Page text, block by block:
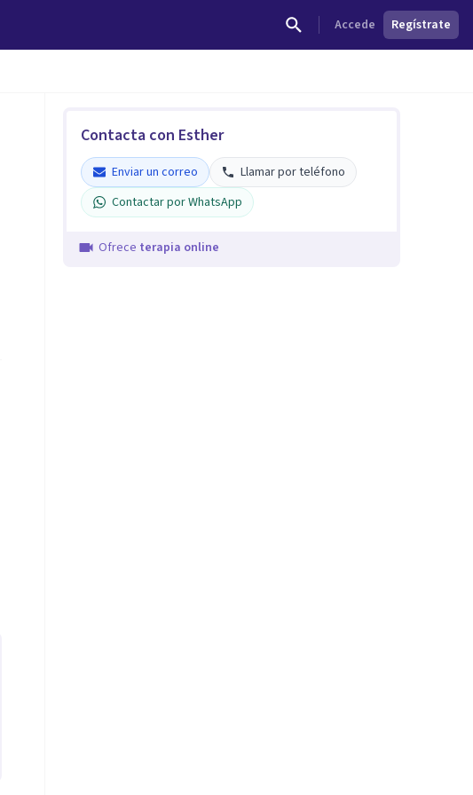
Accede Regístrate
Contacta con Esther
Enviar un correo
Llamar por teléfono
Contactar por WhatsApp
Ofrece terapia online